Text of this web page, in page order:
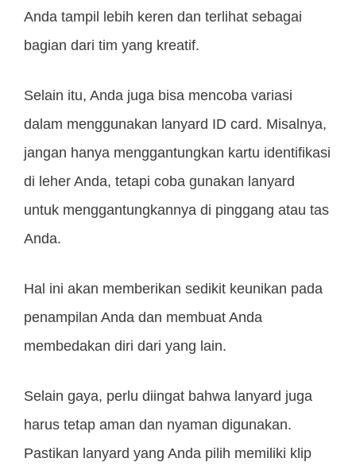
Anda tampil lebih keren dan terlihat sebagai
bagian dari tim yang kreatif.
Selain itu, Anda juga bisa mencoba variasi
dalam menggunakan lanyard ID card. Misalnya,
jangan hanya menggantungkan kartu identifikasi
di leher Anda, tetapi coba gunakan lanyard
untuk menggantungkannya di pinggang atau tas
Anda.
Hal ini akan memberikan sedikit keunikan pada
penampilan Anda dan membuat Anda
membedakan diri dari yang lain.
Selain gaya, perlu diingat bahwa lanyard juga
harus tetap aman dan nyaman digunakan.
Pastikan lanyard yang Anda pilih memiliki klip